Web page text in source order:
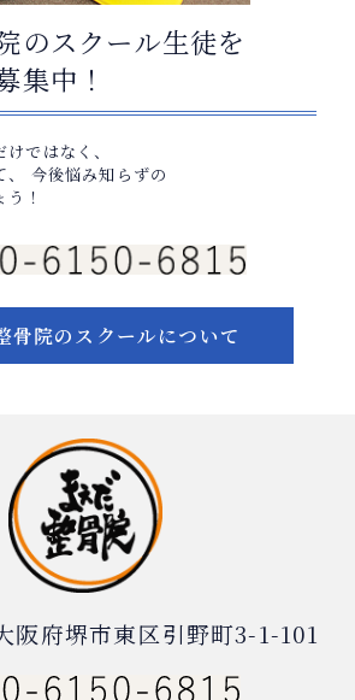
のスクール生徒を
集中！
ではなく、
今後悩み知らずの
！
骨院のスクールについて
阪府堺市東区引野町3-1-101